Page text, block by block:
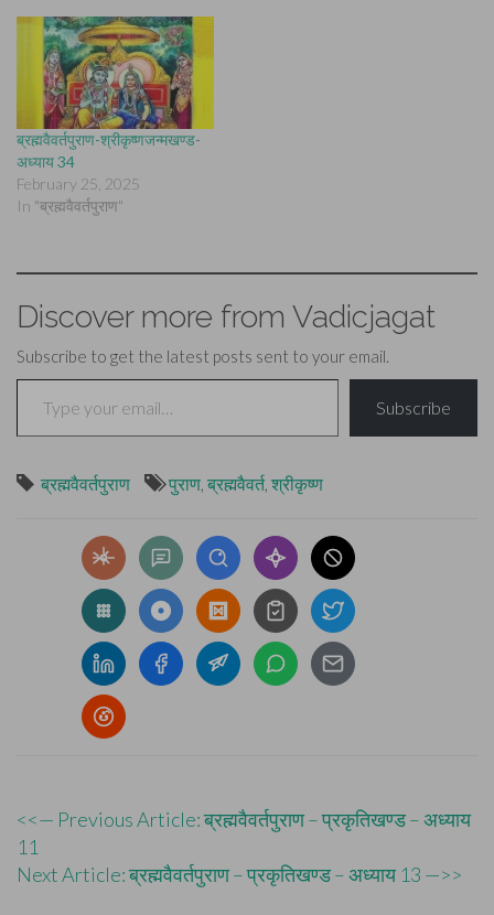
ब्रह्मवैवर्तपुराण-श्रीकृष्णजन्मखण्ड-
अध्याय 34
February 25, 2025
In "ब्रह्मवैवर्तपुराण"
Discover more from Vadicjagat
Subscribe to get the latest posts sent to your email.
Type your email…
Subscribe
ब्रह्मवैवर्तपुराण पुराण, ब्रह्मवैवर्त, श्रीकृष्ण
Post
navigation
<<— Previous Article: ब्रह्मवैवर्तपुराण – प्रकृतिखण्ड – अध्याय
11
Next Article: ब्रह्मवैवर्तपुराण – प्रकृतिखण्ड – अध्याय 13 —>>